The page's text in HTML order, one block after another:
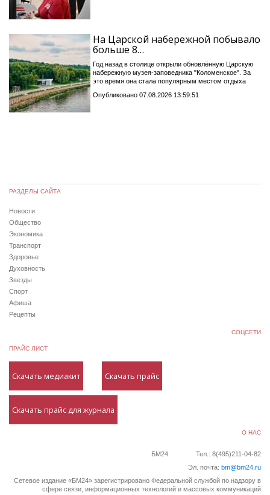
На Царской набережной побывало
больше 8…
Год назад в столице открыли обновлённую Царскую
набережную музея-заповедника "Коломенское". За
это время она стала популярным местом отдыха
Опубликовано 07.08.2026 13:59:51
РАЗДЕЛЫ САЙТА
Новости
Общество
Экономика
Транспорт
Здоровье
Духовность
Звезды
Спорт
Афиша
Рецепты
СОЦСЕТИ
ПРАЙС ЛИСТ
Скачать медиакит Скачать прайс
Скачать прайс для журнала
О НАС
БМ24
Тел.: 8(495)211-04-82
Эл. почта: bm@bm24.ru
Сетевое издание «БМ24» зарегистрировано Федеральной службой по надзору в
сфере связи, информационных технологий и массовых коммуникаций